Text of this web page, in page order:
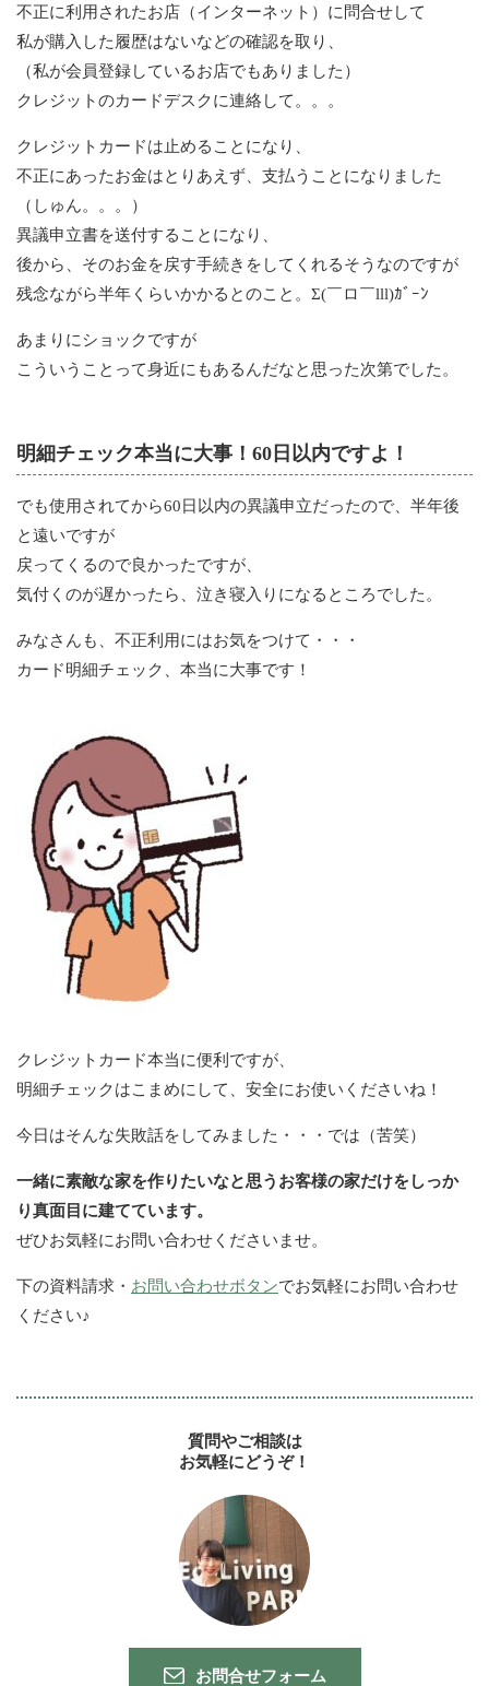
不正に利用されたお店（インターネット）に問合せして
私が購入した履歴はないなどの確認を取り、
（私が会員登録しているお店でもありました）
クレジットのカードデスクに連絡して。。。
クレジットカードは止めることになり、
不正にあったお金はとりあえず、支払うことになりました
（しゅん。。。）
異議申立書を送付することになり、
後から、そのお金を戻す手続きをしてくれるそうなのですが
残念ながら半年くらいかかるとのこと。Σ(￣ロ￣lll)ｶﾞｰﾝ
あまりにショックですが
こういうことって身近にもあるんだなと思った次第でした。
明細チェック本当に大事！60日以内ですよ！
でも使用されてから60日以内の異議申立だったので、半年後
と遠いですが
戻ってくるので良かったですが、
気付くのが遅かったら、泣き寝入りになるところでした。
みなさんも、不正利用にはお気をつけて・・・
カード明細チェック、本当に大事です！
クレジットカード本当に便利ですが、
明細チェックはこまめにして、安全にお使いくださいね！
今日はそんな失敗話をしてみました・・・では（苦笑）
一緒に素敵な家を作りたいなと思うお客様の家だけをしっか
り真面目に建てています。
ぜひお気軽にお問い合わせくださいませ。
下の資料請求・ お問い合わせボタンでお気軽にお問い合わせ
ください♪
質問やご相談は
お気軽にどうぞ！
お問合せフォーム